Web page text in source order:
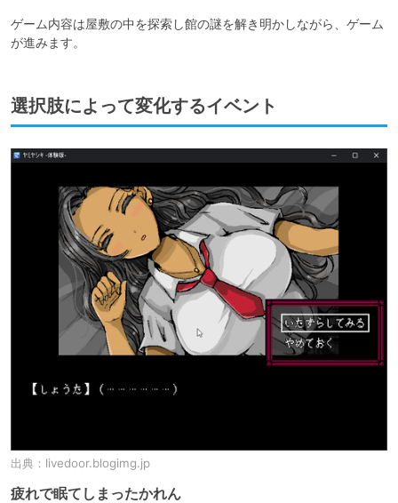
ゲーム内容は屋敷の中を探索し館の謎を解き明かしながら、ゲーム
選択肢によって変化するイベント
出典： livedoor.blogimg.jp
疲れで眠てしまったかれん